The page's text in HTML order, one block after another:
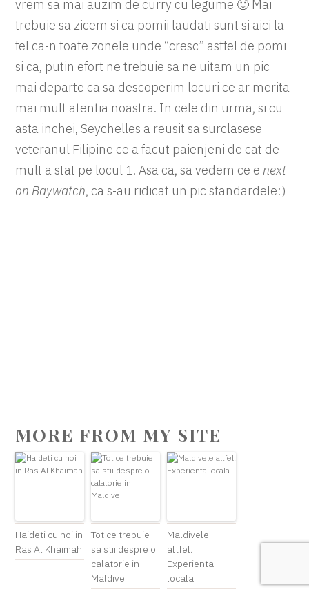
vrem sa mai auzim de curry cu legume 🙂 Mai
trebuie sa zicem si ca pomii laudati sunt si aici la
fel ca-n toate zonele unde “cresc” astfel de pomi
si ca, putin efort ne trebuie sa ne uitam un pic
mai departe ca sa descoperim locuri ce ar merita
mai mult atentia noastra. In cele din urma, si cu
asta inchei, Seychelles a reusit sa surclasese
veteranul Filipine ce a facut paienjeni de cat de
mult a stat pe locul 1. Asa ca, sa vedem ce e next
on Baywatch, ca s-au ridicat un pic standardele:)
MORE FROM MY SITE
Haideti cu noi in
Ras Al Khaimah
Tot ce trebuie
sa stii despre o
calatorie in
Maldive
Maldivele
altfel.
Experienta
locala